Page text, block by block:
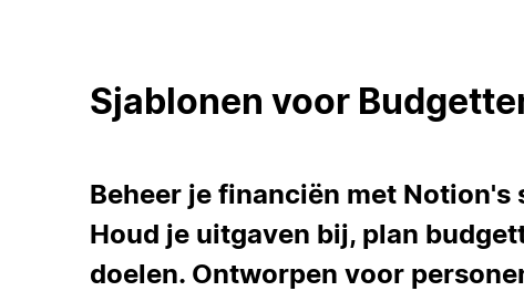
Sjablonen voor
Beheer je financiën met
Houd je uitgaven bij, plan
doelen. Ontworpen voor